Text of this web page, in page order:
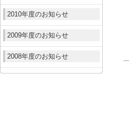
2010年度のお知らせ
2009年度のお知らせ
2008年度のお知らせ